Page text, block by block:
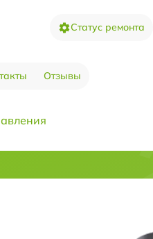
Статус ремонта
Отзывы